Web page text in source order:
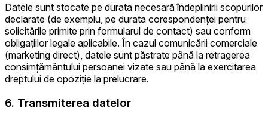
Datele sunt stocate pe durata necesară îndeplinirii scopurilor
declarate (de exemplu, pe durata corespondenței pentru
solicitările primite prin formularul de contact) sau conform
obligațiilor legale aplicabile. În cazul comunicării comerciale
(marketing direct), datele sunt păstrate până la retragerea
consimțământului persoanei vizate sau până la exercitarea
dreptului de opoziție la prelucrare.
6. Transmiterea datelor